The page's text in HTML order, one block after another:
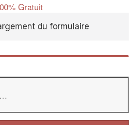
Gratuit
du formulaire